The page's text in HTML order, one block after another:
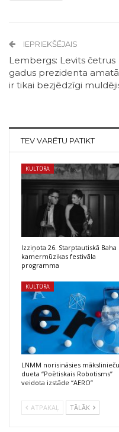
IEPRIEKŠĒJAIS
Lembergs: Levits četrus
gadus prezidenta amatā
ir tikai bezjēdzīgi
TEV VARĒTU PATIKT
KULTŪRA
Izziņota 26. Starptautiskā Baha
kamermūzikas festivāla
programma
KULTŪRA
LNMM norisināsies mākslinieču
dueta “Poētiskais Robotisms”
veidota izstāde “AERO”
ATPAKAĻ TĀLĀK